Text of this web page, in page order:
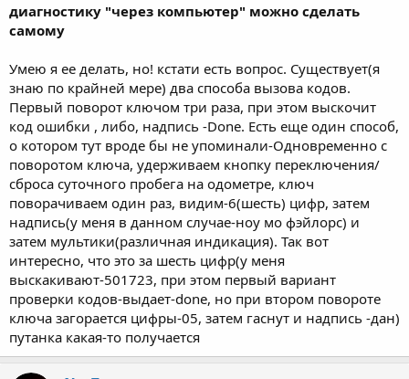
диагностику "через компьютер" можно сделать
самому
Умею я ее делать, но! кстати есть вопрос. Существует(я
знаю по крайней мере) два способа вызова кодов.
Первый поворот ключом три раза, при этом выскочит
код ошибки , либо, надпись -Done. Есть еще один способ,
о котором тут вроде бы не упоминали-Одновременно с
поворотом ключа, удерживаем кнопку переключения/
сброса суточного пробега на одометре, ключ
поворачиваем один раз, видим-6(шесть) цифр, затем
надпись(у меня в данном случае-ноу мо фэйлорс) и
затем мультики(различная индикация). Так вот
интересно, что это за шесть цифр(у меня
выскакивают-501723, при этом первый вариант
проверки кодов-выдает-done, но при втором повороте
ключа загорается цифры-05, затем гаснут и надпись -дан)
путанка какая-то получается